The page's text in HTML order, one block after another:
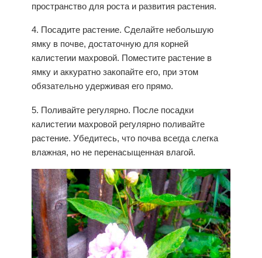
пространство для роста и развития растения.
4. Посадите растение. Сделайте небольшую
ямку в почве, достаточную для корней
калистегии махровой. Поместите растение в
ямку и аккуратно закопайте его, при этом
обязательно удерживая его прямо.
5. Поливайте регулярно. После посадки
калистегии махровой регулярно поливайте
растение. Убедитесь, что почва всегда слегка
влажная, но не перенасыщенная влагой.